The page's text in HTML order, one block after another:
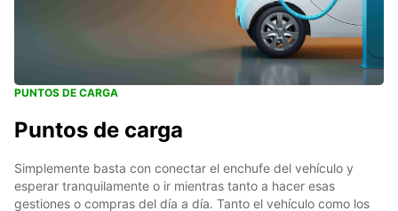
PUNTOS DE CARGA
Puntos de carga
Simplemente basta con conectar el enchufe del vehículo y
esperar tranquilamente o ir mientras tanto a hacer esas
gestiones o compras del día a día. Tanto el vehículo como los